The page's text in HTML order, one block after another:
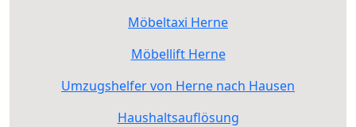
Möbeltaxi Herne
Möbellift Herne
Umzugshelfer von Herne nach Hausen
Haushaltsauflösung